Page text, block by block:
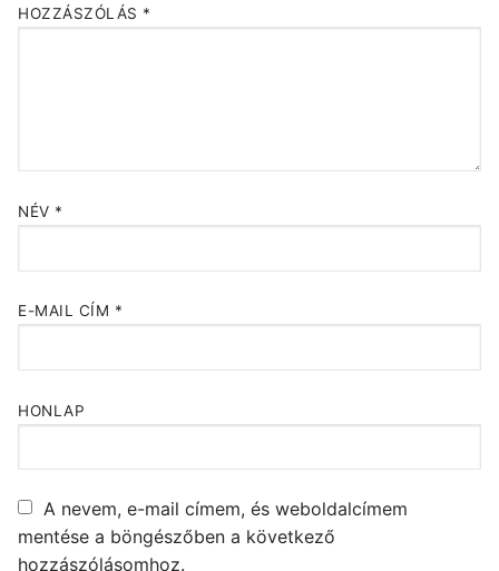
HOZZÁSZÓLÁS *
NÉV *
E-MAIL CÍM *
HONLAP
A nevem, e-mail címem, és weboldalcímem
mentése a böngészőben a következő
hozzászólásomhoz.